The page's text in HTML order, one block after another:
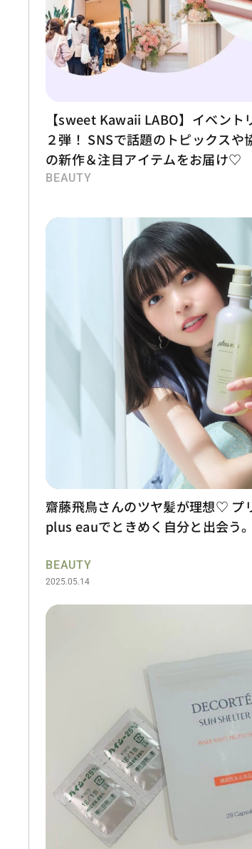
【sweet Kawaii LABO】イベント
２弾！ SNSで話題のトピックスや
の新作＆注目アイテムをお届け♡
BEAUTY
齋藤飛鳥さんのツヤ髪が理想♡ プ
plus eauでときめく自分と出会う。
BEAUTY
2025.05.14